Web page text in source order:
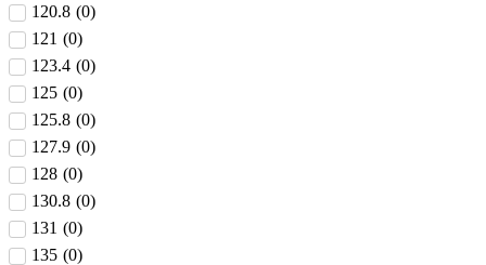
120.8 (0)
121 (0)
123.4 (0)
125 (0)
125.8 (0)
127.9 (0)
128 (0)
130.8 (0)
131 (0)
135 (0)